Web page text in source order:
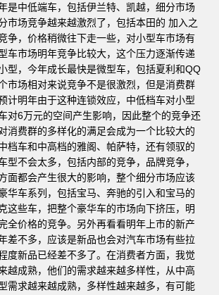
是中低端车，包括伊兰特、凯越，细分市场
市场竞争越来越激烈了，包括本田的 加入之
争，价格稍微往下走一些，对小型车市场有
车市场明年竞争比较大，这个压力逐渐传递
型，今年成长最快是微型车，包括夏利和QQ
市场相对来说竞争不是很激烈，但是消费群
计明年由于这种连锁效应，中低档车对小型
对6万元的空间产生影响，因此整个的竞争还
消费群的多样化的满足会成为一个比较大的
档车和中高档的雅阁、帕萨特，还有领驭的
型不会太多，包括内部的竞争，品牌竞争，
面都会产生很大的影响，整个细分市场应该
华车系列，包括宝马、奔驰的引入和宝马的
这些车，把整个豪华车的市场向下挤压，明
全价格的竞争。另外再看看明年上市的新产
差不多，应该是新品也会对汽车市场有些拉
度新品已经差不多了。在消费者方面，我觉
越成熟，他们的需求越来越多样性，从中高
需求越来越成熟，多样性越来越多，有可能